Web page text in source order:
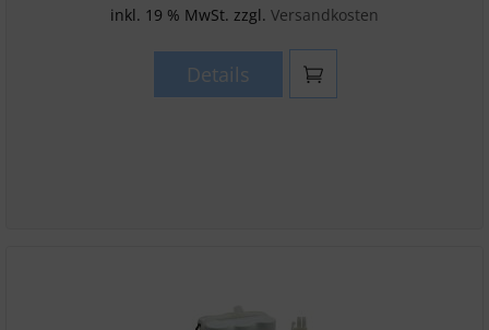
inkl. 19 % MwSt. zzgl. Versandkosten
Details